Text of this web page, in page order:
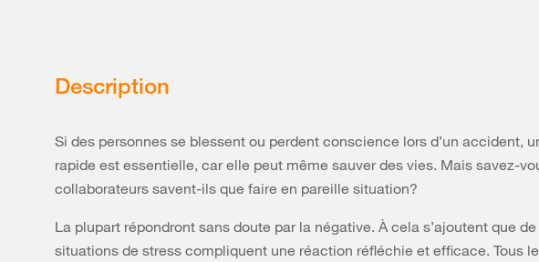
Description
Si des personnes se blessent ou perdent conscience lors d’un accident,
rapide est essentielle, car elle peut même sauver des vies. Mais savez-
collaborateurs savent-ils que faire en pareille situation?
La plupart répondront sans doute par la négative. À cela s’ajoutent que
situations de stress compliquent une réaction réfléchie et efficace. Tous